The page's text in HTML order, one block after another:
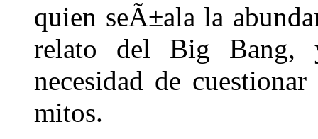
quien seÃ±ala la
relato del Big Bang,
necesidad de
mitos.